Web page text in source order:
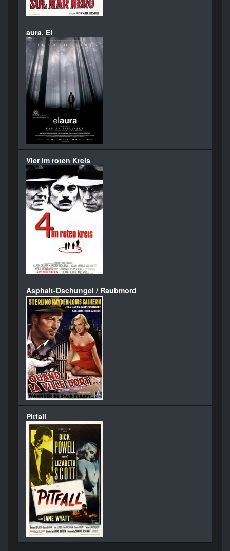
aura, El
Vier im roten Kreis
Asphalt-Dschungel / Raubmord
Pitfall